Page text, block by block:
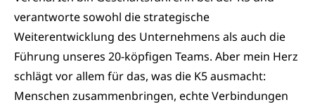
verantworte sowohl die strategische
Weiterentwicklung des Unternehmens als auch die
Führung unseres 20-köpfigen Teams. Aber mein Herz
schlägt vor allem für das, was die K5 ausmacht:
Menschen zusammenbringen, echte Verbindungen